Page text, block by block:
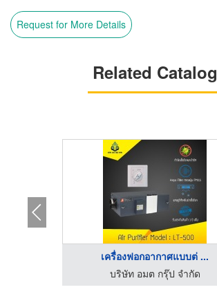
Request for More Details
Related Catalog
เครื่องฟอกอากาศแบบต่ ...
บริษัท อมต กรุ๊ป จำกัด